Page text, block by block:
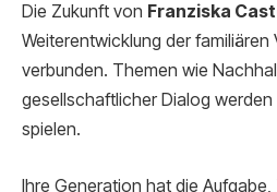
Die Zukunft von Franziska
Weiterentwicklung der familiären
verbunden. Themen wie
gesellschaftlicher Dialog
spielen.
Ihre Generation hat die